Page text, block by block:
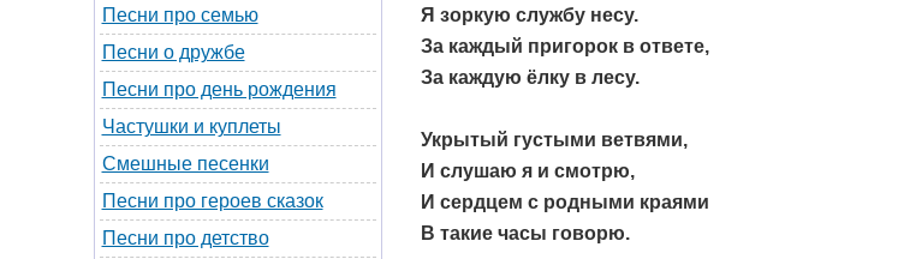
Песни про семью
Песни о дружбе
Песни про день рождения
Частушки и куплеты
Смешные песенки
Песни про героев сказок
Песни про детство
Я зоркую службу несу.
За каждый пригорок в ответе,
За каждую ёлку в лесу.
Укрытый густыми ветвями,
И слушаю я и смотрю,
И сердцем с родными краями
В такие часы говорю.